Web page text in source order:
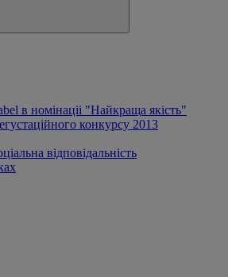
в номінаціі "Найкраща якість"
конкурсу 2013
відповідальність